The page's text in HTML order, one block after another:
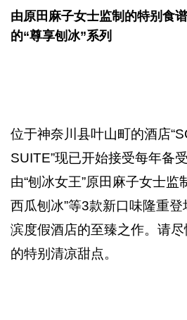
由原田麻子女士监制的特别食
的“尊享刨冰”系列
位于神奈川县叶山町的酒店
SUITE”现已开始接受每年备
由“刨冰女王”原田麻子女士监
西瓜刨冰”等3款新口味隆重
滨度假酒店的至臻之作。请
的特别清凉甜点。